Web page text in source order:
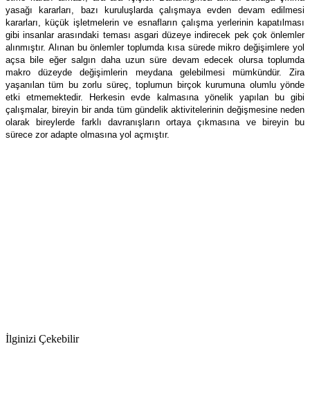
yasağı kararları, bazı kuruluşlarda çalışmaya evden devam edilmesi
kararları, küçük işletmelerin ve esnafların çalışma yerlerinin kapatılması
gibi insanlar arasındaki teması asgari düzeye indirecek pek çok önlemler
alınmıştır. Alınan bu önlemler toplumda kısa sürede mikro değişimlere yol
açsa bile eğer salgın daha uzun süre devam edecek olursa toplumda
makro düzeyde değişimlerin meydana gelebilmesi mümkündür. Zira
yaşanılan tüm bu zorlu süreç, toplumun birçok kurumuna olumlu yönde
etki etmemektedir. Herkesin evde kalmasına yönelik yapılan bu gibi
çalışmalar, bireyin bir anda tüm gündelik aktivitelerinin değişmesine neden
olarak bireylerde farklı davranışların ortaya çıkmasına ve bireyin bu
sürece zor adapte olmasına yol açmıştır.
İlginizi Çekebilir